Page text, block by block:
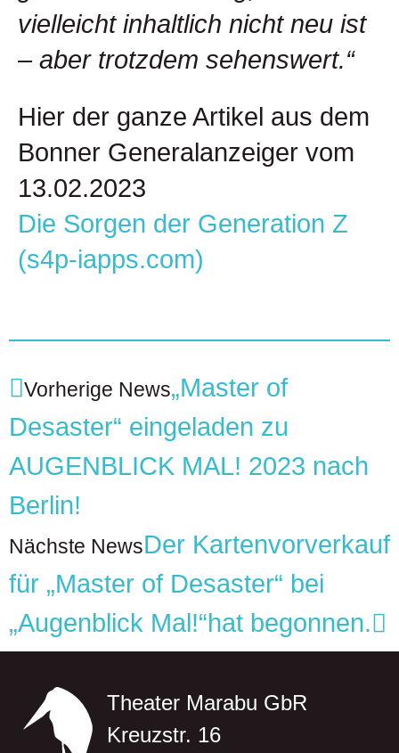
vielleicht inhaltlich nicht neu ist
– aber trotzdem sehenswert.“
Hier der ganze Artikel aus dem
Bonner Generalanzeiger vom
13.02.2023
Die Sorgen der Generation Z
(s4p-iapps.com)
Vorherige News„Master of
Desaster“ eingeladen zu
AUGENBLICK MAL! 2023 nach
Berlin!
Nächste NewsDer Kartenvorverkauf
für „Master of Desaster“ bei
„Augenblick Mal!“hat begonnen.
Theater Marabu GbR
Kreuzstr. 16